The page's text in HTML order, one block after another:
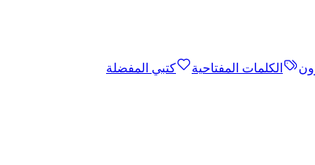
الكلمات المفتاحية كتبي المفضلة